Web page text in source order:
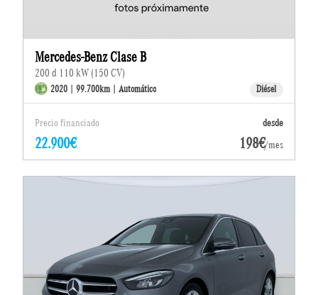
Mercedes-Benz Clase B
200 d 110 kW (150 CV)
2020 | 99.700km | Automático Diésel
Precio financiado desde
22.900€ 198€/mes